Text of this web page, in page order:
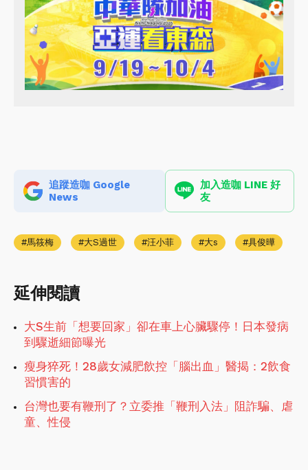
追蹤造咖 Google
News
加入造咖 LINE 好
友
馬筱梅 大S過世 汪小菲 大s 具俊曄
延伸閱讀
大S生前「想要回家」卻在車上心臟驟停！日本發病
到驟逝細節曝光
瘦身猝死！28歲女減肥飲控「腦出血」醫揭：2飲食
習慣害的
台灣也要有鞭刑了？立委推「鞭刑入法」阻詐騙、虐
童、性侵